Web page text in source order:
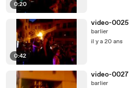
0:20
0:42
video-0025
barlier
il y a 20 ans
video-0027
barlier